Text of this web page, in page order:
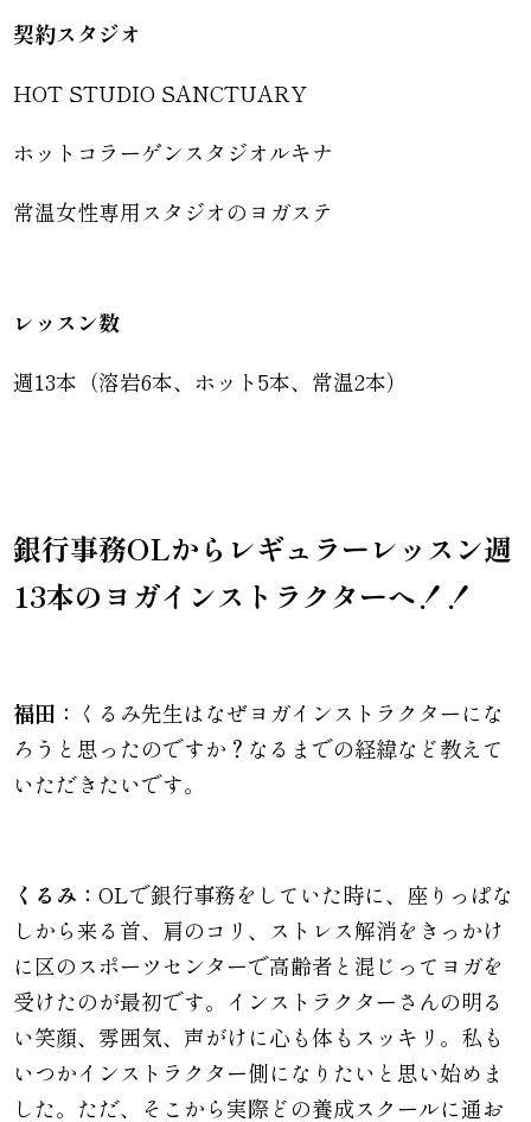
契約スタジオ
HOT STUDIO SANCTUARY
ホットコラーゲンスタジオルキナ
常温女性専用スタジオのヨガステ
レッスン数
週13本（溶岩6本、ホット5本、常温2本）
銀行事務OLからレギュラーレッスン週
13本のヨガインストラクターへ！！
福田： くるみ先生はなぜヨガインストラクターにな
ろうと思ったのですか？なるまでの経緯など教えて
いただきたいです。
くるみ：OLで銀行事務をしていた時に、座りっぱな
しから来る首、肩のコリ、ストレス解消をきっかけ
に区のスポーツセンターで高齢者と混じってヨガを
受けたのが最初です。インストラクターさんの明る
い笑顔、雰囲気、声がけに心も体もスッキリ。私も
いつかインストラクター側になりたいと思い始めま
した。ただ、そこから実際どの養成スクールに通お